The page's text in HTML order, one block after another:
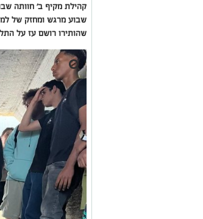
קהילת מקיף ב' חוותה
שבוע מרגש ומחזק של
שהותירו רושם עז על